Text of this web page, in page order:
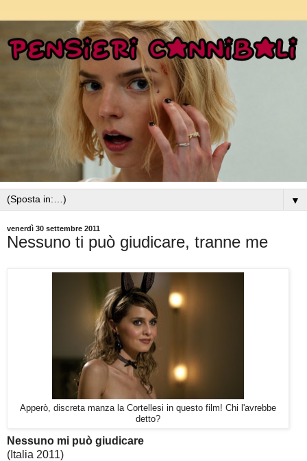
▼
venerdì 30 settembre 2011
Nessuno ti può giudicare, tranne me
Apperò, discreta manza la Cortellesi in questo film! Chi l'avrebbe
detto?
Nessuno mi può giudicare
(Italia 2011)